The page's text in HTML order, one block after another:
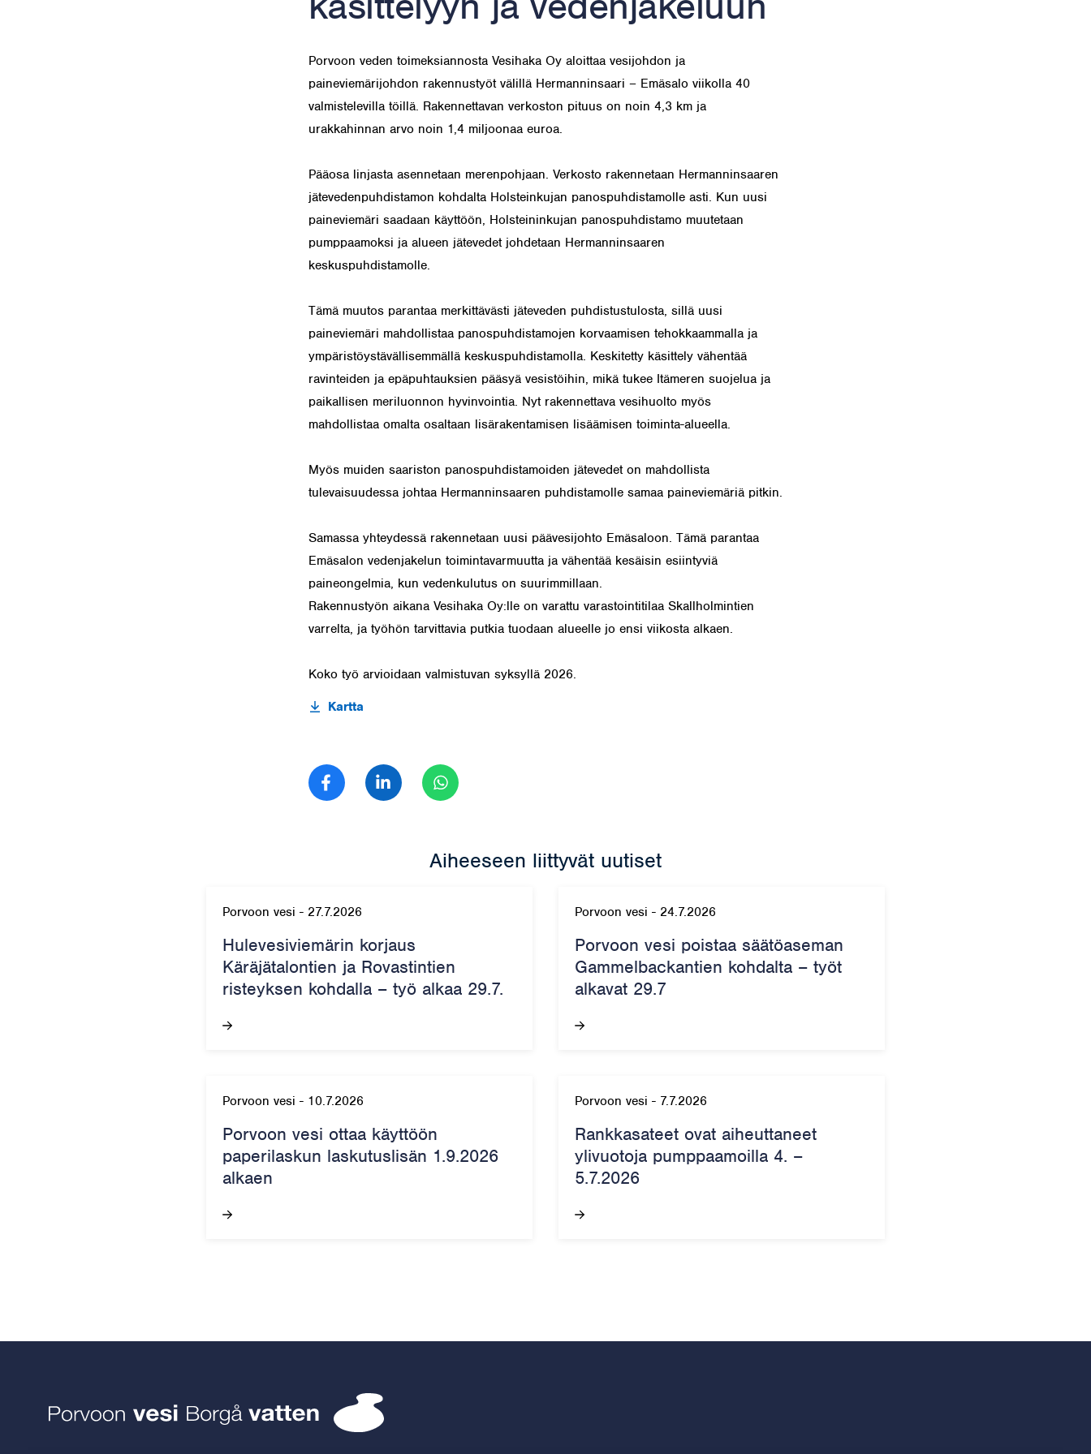
Porvoon veden toimeksiannosta Vesihaka Oy aloittaa vesijohdon ja
paineviemärijohdon rakennustyöt välillä Hermanninsaari – Emäsalo viikolla 40
valmistelevilla töillä. Rakennettavan verkoston pituus on noin 4,3 km ja
urakkahinnan arvo noin 1,4 miljoonaa euroa.
Pääosa linjasta asennetaan merenpohjaan. Verkosto rakennetaan Hermanninsaaren
jätevedenpuhdistamon kohdalta Holsteinkujan panospuhdistamolle asti. Kun uusi
paineviemäri saadaan käyttöön, Holsteininkujan panospuhdistamo muutetaan
pumppaamoksi ja alueen jätevedet johdetaan Hermanninsaaren
keskuspuhdistamolle.
Tämä muutos parantaa merkittävästi jäteveden puhdistustulosta, sillä uusi
paineviemäri mahdollistaa panospuhdistamojen korvaamisen tehokkaammalla ja
ympäristöystävällisemmällä keskuspuhdistamolla. Keskitetty käsittely vähentää
ravinteiden ja epäpuhtauksien pääsyä vesistöihin, mikä tukee Itämeren suojelua ja
paikallisen meriluonnon hyvinvointia. Nyt rakennettava vesihuolto myös
mahdollistaa omalta osaltaan lisärakentamisen lisäämisen toiminta-alueella.
Myös muiden saariston panospuhdistamoiden jätevedet on mahdollista
tulevaisuudessa johtaa Hermanninsaaren puhdistamolle samaa paineviemäriä pitkin.
Samassa yhteydessä rakennetaan uusi päävesijohto Emäsaloon. Tämä parantaa
Emäsalon vedenjakelun toimintavarmuutta ja vähentää kesäisin esiintyviä
paineongelmia, kun vedenkulutus on suurimmillaan.
Rakennustyön aikana Vesihaka Oy:lle on varattu varastointitilaa Skallholmintien
varrelta, ja työhön tarvittavia putkia tuodaan alueelle jo ensi viikosta alkaen.
Koko työ arvioidaan valmistuvan syksyllä 2026.
Kartta
Jaa FacebookJaa LinkedInJaa WhatsApp
Aiheeseen liittyvät uutiset
Porvoon vesi - 27.7.2026
Hulevesiviemärin korjaus
Käräjätalontien ja Rovastintien
risteyksen kohdalla – työ alkaa 29.7.
Porvoon vesi - 24.7.2026
Porvoon vesi poistaa säätöaseman
Gammelbackantien kohdalta – työt
alkavat 29.7
Porvoon vesi - 10.7.2026
Porvoon vesi ottaa käyttöön
paperilaskun laskutuslisän 1.9.2026
alkaen
Porvoon vesi - 7.7.2026
Rankkasateet ovat aiheuttaneet
ylivuotoja pumppaamoilla 4. –
5.7.2026
Porvoon vesi – Siirry kotisivulle